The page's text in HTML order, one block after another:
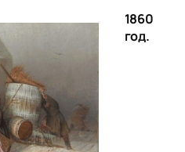
1860
год.